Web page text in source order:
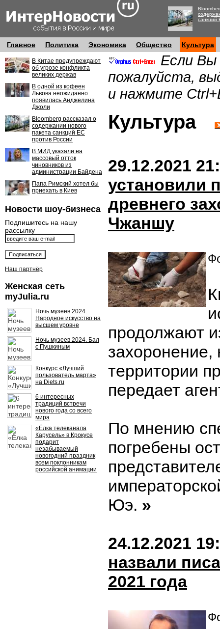
санкций
Главное Политика Экономика Общество Культура
В Китае предупреждают
об угрозе конфликта
великих держав
В одной из кофеен
Львова неожиданно
появилась Анджелина
Джоли
Bloomberg рассказал о
содержании нового
пакета санкций ЕС
против России
В МИД указали на
массовый отток
чиновников из
администрации Байдена
Папа Римский хотел бы
приехать в Киев
Новости шоу-бизнеса
Подпишитесь на нашу
рассылку
Наш партнёр
Женская сеть
myJulia.ru
Ночь музеев 2024.
Народное искусство на
высшем уровне
Ночь музеев 2024. Бал
с Пушкиным
Конкурс «Лучший
пользователь марта»
на Diets.ru
6 интересных
традиций встречи
нового года со всего
мира
«Ёлка телеканала
Карусель» в Крокусе
подарит
незабываемый
новогодний праздник
всем поклонникам
российской анимации
Если Вы
пожалуйста,
и нажмите
Культура
29.12.2021
установили
древнего
Чжаншу
продолжают
территории
передает
По мнению
погребены
Юэ. »
24.12.2021
назвали
2021 года